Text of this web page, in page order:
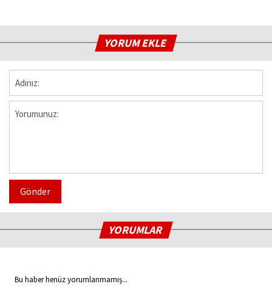
YORUM EKLE
Gönder
YORUMLAR
Bu haber henüz yorumlanmamış...